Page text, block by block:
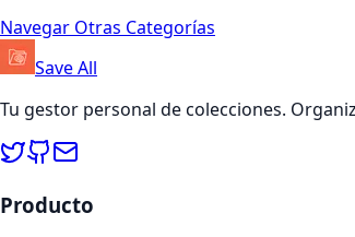
Navegar Otras Categorías
Save All
Tu gestor personal de colecciones.
Producto